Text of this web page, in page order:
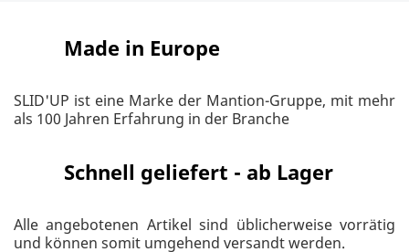
Made in Europe
SLID'UP ist eine Marke der Mantion-Gruppe, mit mehr
als 100 Jahren Erfahrung in der Branche
Schnell geliefert - ab Lager
Alle angebotenen Artikel sind üblicherweise vorrätig
und können somit umgehend versandt werden.